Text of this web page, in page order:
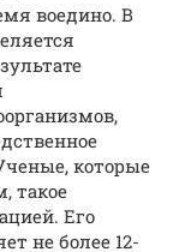
воедино. В
которые
такое
Его
не более 12-